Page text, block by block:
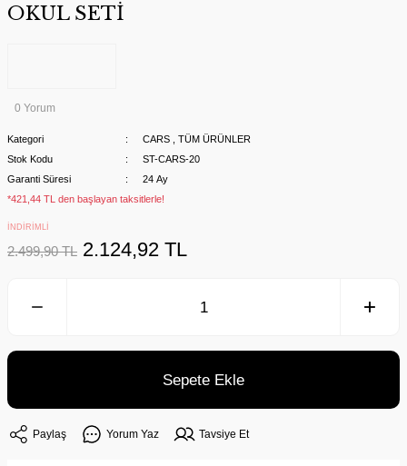
OKUL SETİ
0 Yorum
Kategori CARS
TÜM ÜRÜNLER
Stok Kodu
ST-CARS-20
Garanti Süresi
24 Ay
*421,44 TL den başlayan taksitlerle!
İNDİRİMLİ
2.499,90 TL 2.124,92 TL
Sepete Ekle
Paylaş Yorum Yaz Tavsiye Et